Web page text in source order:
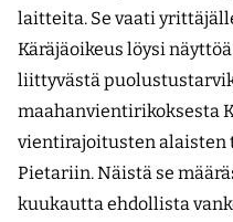
laitteita. Se vaati
Käräjäoikeus löysi
liittyvästä
maahanvientirikoksesta
vientirajoitusten alaisten
Pietariin. Näistä se
kuukautta ehdollista